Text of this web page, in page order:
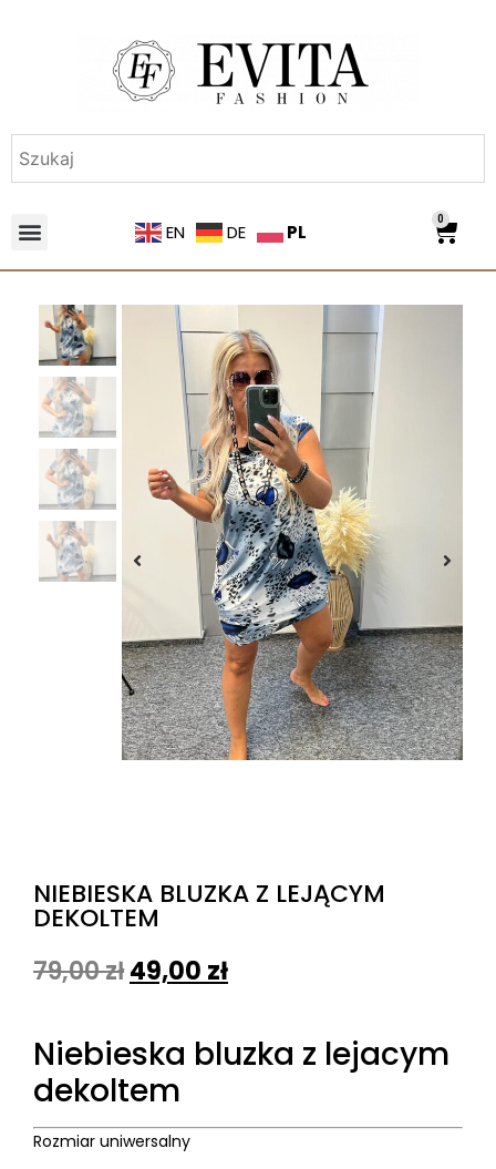
EN DE PL
0
NIEBIESKA BLUZKA Z LEJĄCYM
DEKOLTEM
79,00zł49,00 zł
Niebieska bluzka z lejacym
dekoltem
Rozmiar uniwersalny